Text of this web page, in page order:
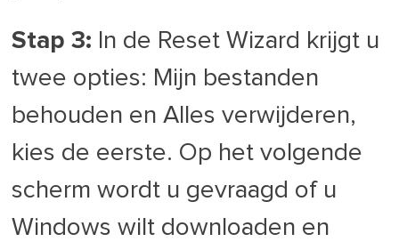
Stap 3: In de Reset Wizard krijgt u
twee opties: Mijn bestanden
behouden en Alles verwijderen,
kies de eerste. Op het volgende
scherm wordt u gevraagd of u
Windows wilt downloaden en